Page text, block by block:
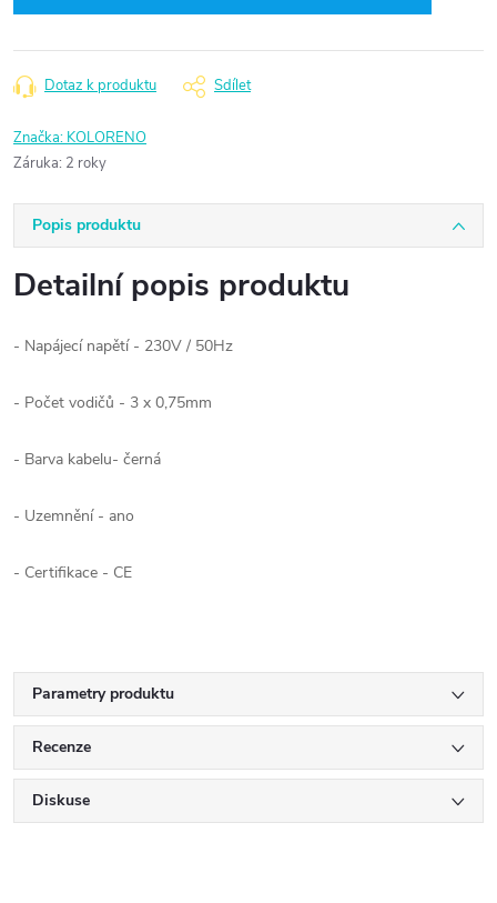
Dotaz k produktu Sdílet
Značka: KOLORENO
Záruka: 2 roky
Popis produktu
Detailní popis produktu
- Napájecí napětí - 230V / 50Hz
- Počet vodičů - 3 x 0,75mm
- Barva kabelu- černá
- Uzemnění - ano
- Certifikace - CE
Parametry produktu
Recenze
Diskuse